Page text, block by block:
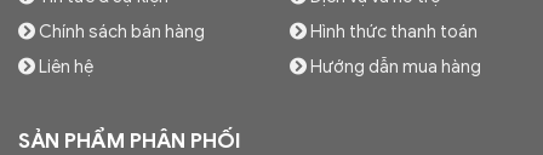
Chính sách bán hàng
Liên hệ
Hình thức thanh toán
Hướng dẫn mua hàng
SẢN PHẨM PHÂN PHỐI